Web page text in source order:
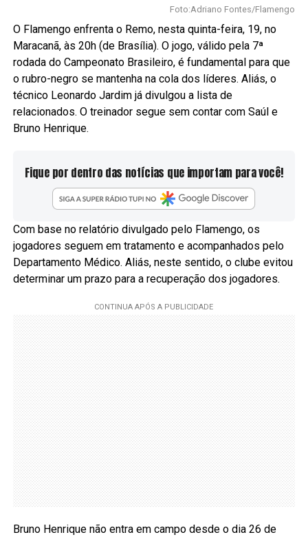
Foto:Adriano Fontes/Flamengo
O Flamengo enfrenta o Remo, nesta quinta-feira, 19, no
Maracanã, às 20h (de Brasília). O jogo, válido pela 7ª
rodada do Campeonato Brasileiro, é fundamental para que
o rubro-negro se mantenha na cola dos líderes. Aliás, o
técnico Leonardo Jardim já divulgou a lista de
relacionados. O treinador segue sem contar com Saúl e
Bruno Henrique.
Fique por dentro das notícias que importam para você!
Com base no relatório divulgado pelo Flamengo, os
jogadores seguem em tratamento e acompanhados pelo
Departamento Médico. Aliás, neste sentido, o clube evitou
determinar um prazo para a recuperação dos jogadores.
Bruno Henrique não entra em campo desde o dia 26 de